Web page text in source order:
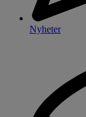
Nyheter